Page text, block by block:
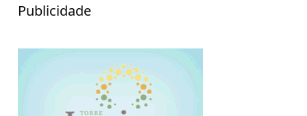
Publicidade